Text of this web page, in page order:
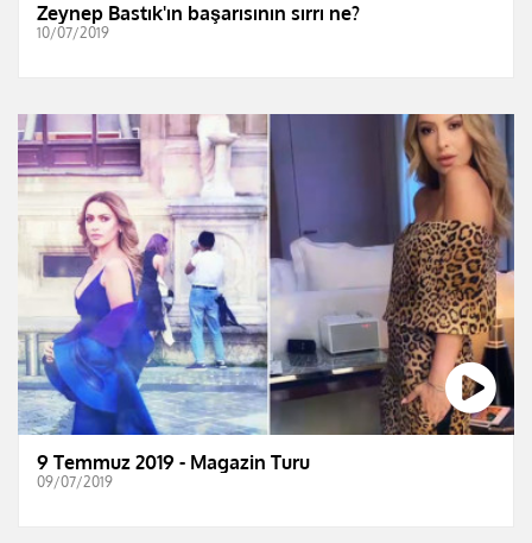
Zeynep Bastık'ın başarısının sırrı ne?
10/07/2019
9 Temmuz 2019 - Magazin Turu
09/07/2019